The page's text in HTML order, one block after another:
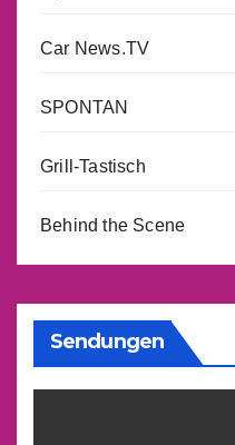
Car News.TV
SPONTAN
Grill-Tastisch
Behind the Scene
Sendungen